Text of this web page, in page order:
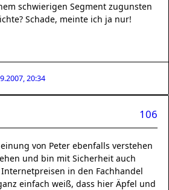
schwierigen Segment zugunsten
Schade, meinte ich ja nur!
20:34
106
von Peter ebenfalls verstehen
und bin mit Sicherheit auch
in den Fachhandel
einfach weiß, dass hier Äpfel und